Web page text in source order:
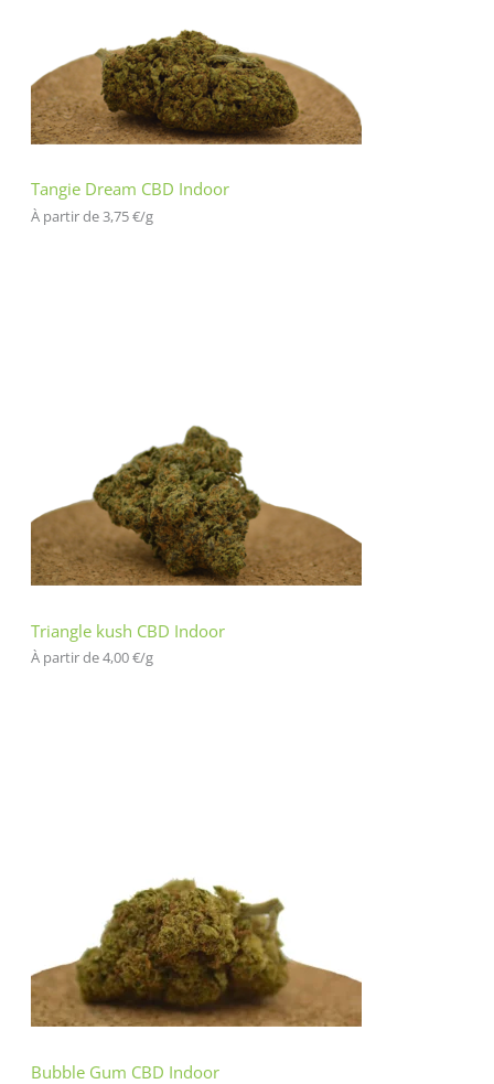
Tangie Dream CBD Indoor
À partir de 3,75€/g
Triangle kush CBD Indoor
À partir de 4,00€/g
Bubble Gum CBD Indoor